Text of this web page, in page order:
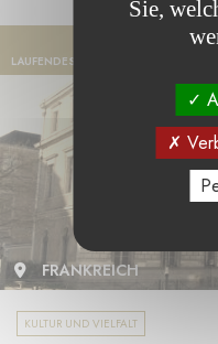
LAUFENDES PROJEKT
FRANKREICH
KULTUR UND VIELFALT
Sie,